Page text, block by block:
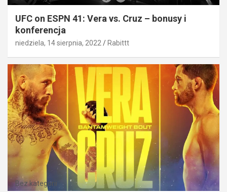
UFC on ESPN 41: Vera vs. Cruz – bonusy i
konferencja
niedziela, 14 sierpnia, 2022 Rabittt
Bez kategorii